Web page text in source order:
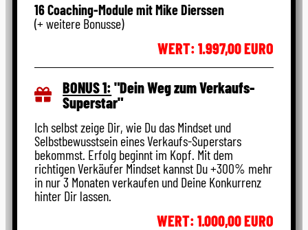
16 Coaching-Module mit Mike Dierssen
(+ weitere Bonusse)
WERT: 1.997,00 EURO
BONUS 1:"Dein Weg zum Verkaufs-
Superstar"
Ich selbst zeige Dir, wie Du das Mindset und
Selbstbewusstsein eines Verkaufs-Superstars
bekommst. Erfolg beginnt im Kopf. Mit dem
richtigen Verkäufer Mindset kannst Du +300% mehr
in nur 3 Monaten verkaufen und Deine Konkurrenz
hinter Dir lassen.
WERT: 1.000,00 EURO